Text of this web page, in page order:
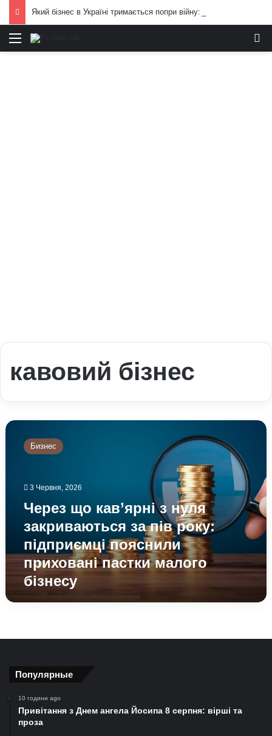
Меню
кавовий бізнес
Через
кав’ярні
закриваються
підприємці
пояснили
приховані
пастки
бізнесу
Бизнес
3 Червня, 2026
Через що кав’ярні з нуля
закриваються за пів року:
підприємці пояснили
приховані пастки малого
бізнесу
Популярные
10 години ago
Привітання з Днем ангела Йосипа 8 серпня: вірші та
проза